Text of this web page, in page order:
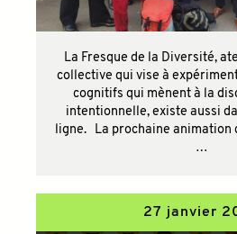
La Fresque de la Diversité,
collective qui vise à
cognitifs qui mènent à la
intentionnelle, existe aussi
ligne. La prochaine animation
…
27 janvier